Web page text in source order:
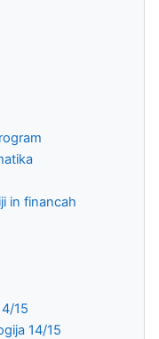
in financah
15
14/15